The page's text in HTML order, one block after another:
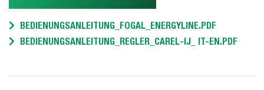
BEDIENUNGSANLEITUNG_FOGAL_ENERGYLINE.PDF
BEDIENUNGSANLEITUNG_REGLER_CAREL-IJ_ IT-EN.PDF